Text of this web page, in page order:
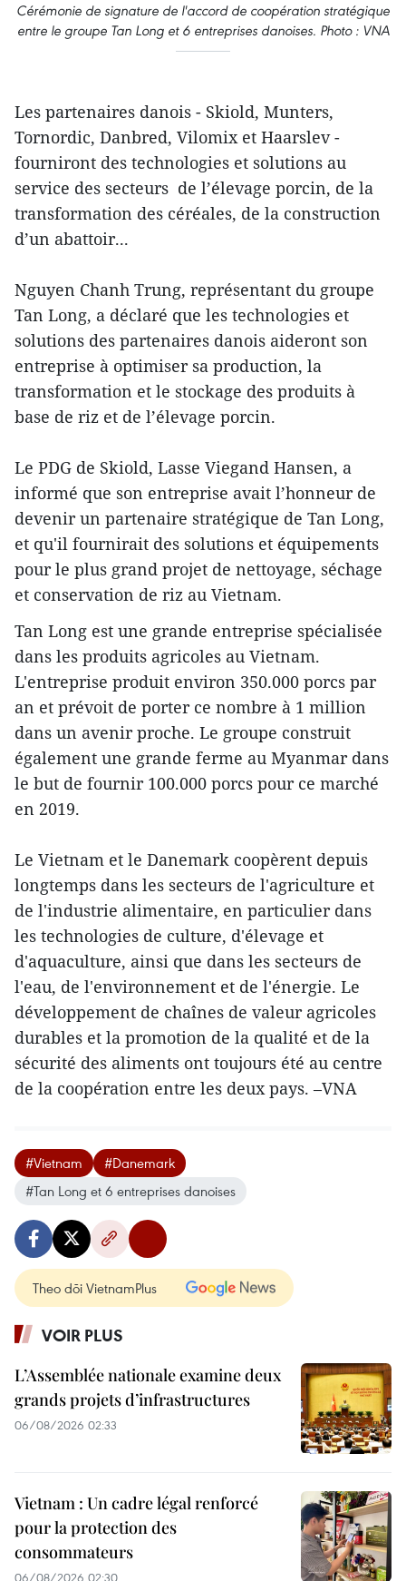
Cérémonie de signature de l'accord de coopération stratégique
entre le groupe Tan Long et 6 entreprises danoises. Photo : VNA
Les partenaires danois - Skiold, Munters,
Tornordic, Danbred, Vilomix et Haarslev -
fourniront des technologies et solutions au
service des secteurs de l’élevage porcin, de la
transformation des céréales, de la construction
d’un abattoir...
Nguyen Chanh Trung, représentant du groupe
Tan Long, a déclaré que les technologies et
solutions des partenaires danois aideront son
entreprise à optimiser sa production, la
transformation et le stockage des produits à
base de riz et de l’élevage porcin.
Le PDG de Skiold, Lasse Viegand Hansen, a
informé que son entreprise avait l’honneur de
devenir un partenaire stratégique de Tan Long,
et qu'il fournirait des solutions et équipements
pour le plus grand projet de nettoyage, séchage
et conservation de riz au Vietnam.
Tan Long est une grande entreprise spécialisée
dans les produits agricoles au Vietnam.
L'entreprise produit environ 350.000 porcs par
an et prévoit de porter ce nombre à 1 million
dans un avenir proche. Le groupe construit
également une grande ferme au Myanmar dans
le but de fournir 100.000 porcs pour ce marché
en 2019.
Le Vietnam et le Danemark coopèrent depuis
longtemps dans les secteurs de l'agriculture et
de l'industrie alimentaire, en particulier dans
les technologies de culture, d'élevage et
d'aquaculture, ainsi que dans les secteurs de
l'eau, de l'environnement et de l'énergie. Le
développement de chaînes de valeur agricoles
durables et la promotion de la qualité et de la
sécurité des aliments ont toujours été au centre
de la coopération entre les deux pays. –VNA
#Vietnam
#Danemark
#Tan Long et 6 entreprises danoises
Theo dõi VietnamPlus
VOIR PLUS
L’Assemblée nationale examine deux
grands projets d’infrastructures
06/08/2026 02:33
Vietnam : Un cadre légal renforcé
pour la protection des
consommateurs
06/08/2026 02:30